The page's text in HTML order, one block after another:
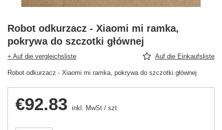
Robot odkurzacz - Xiaomi mi ramka,
pokrywa do szczotki głównej
+ Auf die vergleichsliste Auf die Einkaufsliste
Robot odkurzacz - Xiaomi mi ramka, pokrywa do szczotki głównej
€92.83 inkl. MwSt / szt.